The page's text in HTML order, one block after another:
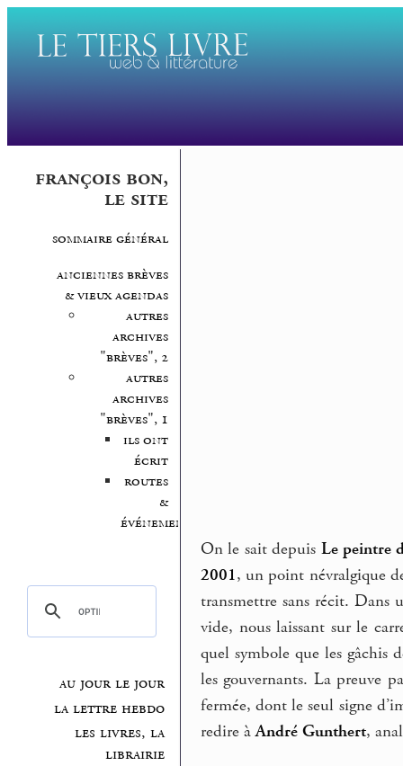
françois bon,
le site
sommaire général
anciennes brèves
& vieux agendas
autres
archives
"brèves", 2
autres
archives
"brèves", 1
ils ont
écrit
routes
&
événements
au jour le jour
la lettre hebdo
les livres, la
librairie
On le sait depuis Le peintre
2001, un point névralgique
transmettre sans récit. Dans
vide, nous laissant sur le
quel symbole que les gâchis
les gouvernants. La preuve
fermée, dont le seul signe
redire àAndré Gunthert,